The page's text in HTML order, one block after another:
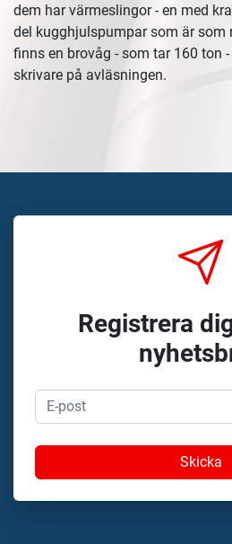
dem har värmeslingor - en med
del kugghjulspumpar som är som
finns en brovåg - som tar 160 ton
skrivare på avläsningen.
Registrera
Skicka